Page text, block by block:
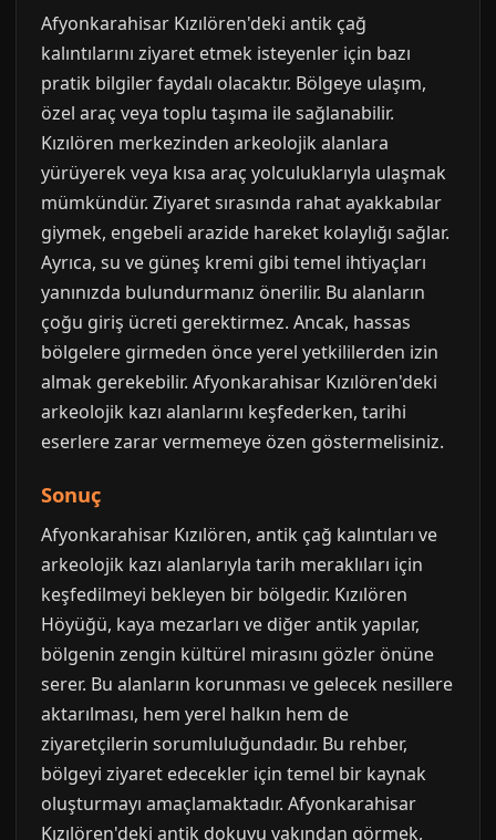
Afyonkarahisar Kızılören'deki antik çağ
kalıntılarını ziyaret etmek isteyenler için bazı
pratik bilgiler faydalı olacaktır. Bölgeye ulaşım,
özel araç veya toplu taşıma ile sağlanabilir.
Kızılören merkezinden arkeolojik alanlara
yürüyerek veya kısa araç yolculuklarıyla ulaşmak
mümkündür. Ziyaret sırasında rahat ayakkabılar
giymek, engebeli arazide hareket kolaylığı sağlar.
Ayrıca, su ve güneş kremi gibi temel ihtiyaçları
yanınızda bulundurmanız önerilir. Bu alanların
çoğu giriş ücreti gerektirmez. Ancak, hassas
bölgelere girmeden önce yerel yetkililerden izin
almak gerekebilir. Afyonkarahisar Kızılören'deki
arkeolojik kazı alanlarını keşfederken, tarihi
eserlere zarar vermemeye özen göstermelisiniz.
Sonuç
Afyonkarahisar Kızılören, antik çağ kalıntıları ve
arkeolojik kazı alanlarıyla tarih meraklıları için
keşfedilmeyi bekleyen bir bölgedir. Kızılören
Höyüğü, kaya mezarları ve diğer antik yapılar,
bölgenin zengin kültürel mirasını gözler önüne
serer. Bu alanların korunması ve gelecek nesillere
aktarılması, hem yerel halkın hem de
ziyaretçilerin sorumluluğundadır. Bu rehber,
bölgeyi ziyaret edecekler için temel bir kaynak
oluşturmayı amaçlamaktadır. Afyonkarahisar
Kızılören'deki antik dokuyu yakından görmek,